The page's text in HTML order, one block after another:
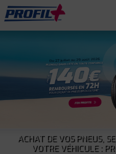
ACHAT DE VOS PNEUS,
VOTRE VÉHICULE :